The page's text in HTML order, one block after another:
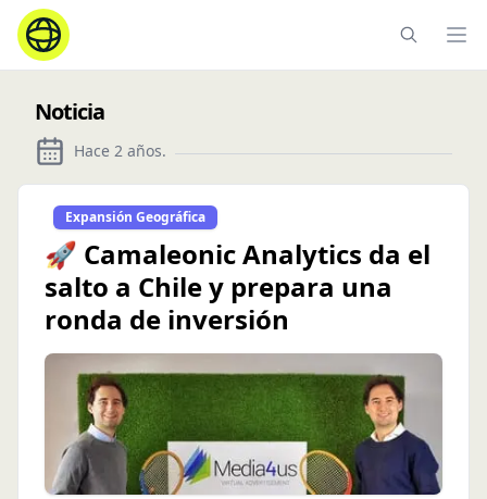
Noticia
Hace 2 años.
Expansión Geográfica
🚀 Camaleonic Analytics da el
salto a Chile y prepara una
ronda de inversión